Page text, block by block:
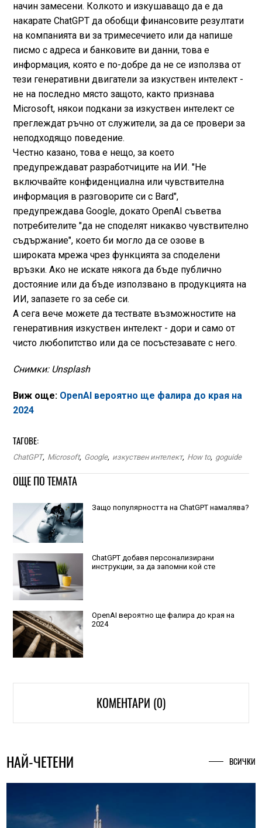
начин замесени. Колкото и изкушаващо да е да
накарате ChatGPT да обобщи финансовите резултати
на компанията ви за тримесечието или да напише
писмо с адреса и банковите ви данни, това е
информация, която е по-добре да не се използва от
тези генеративни двигатели за изкуствен интелект -
не на последно място защото, както признава
Microsoft, някои подкани за изкуствен интелект се
преглеждат ръчно от служители, за да се провери за
неподходящо поведение.
Честно казано, това е нещо, за което
предупреждават разработчиците на ИИ. "Не
включвайте конфиденциална или чувствителна
информация в разговорите си с Bard",
предупреждава Google, докато OpenAI съветва
потребителите "да не споделят никакво чувствително
съдържание", което би могло да се озове в
широката мрежа чрез функцията за споделени
връзки. Ако не искате някога да бъде публично
достояние или да бъде използвано в продукцията на
ИИ, запазете го за себе си.
А сега вече можете да тествате възможностите на
генеративния изкуствен интелект - дори и само от
чисто любопитство или да се посъстезавате с него.
Снимки: Unsplash
Виж още: OpenAI вероятно ще фалира до края на
2024
ТАГОВЕ:
ChatGPT, Microsoft, Google, изкуствен интелект, How to, goguide
ОЩЕ ПО ТЕМАТА
Защо популярността на ChatGPT намалява?
ChatGPT добавя персонализирани
инструкции, за да запомни кой сте
OpenAI вероятно ще фалира до края на
2024
КОМЕНТАРИ (0)
НАЙ-ЧЕТЕНИ ВСИЧКИ